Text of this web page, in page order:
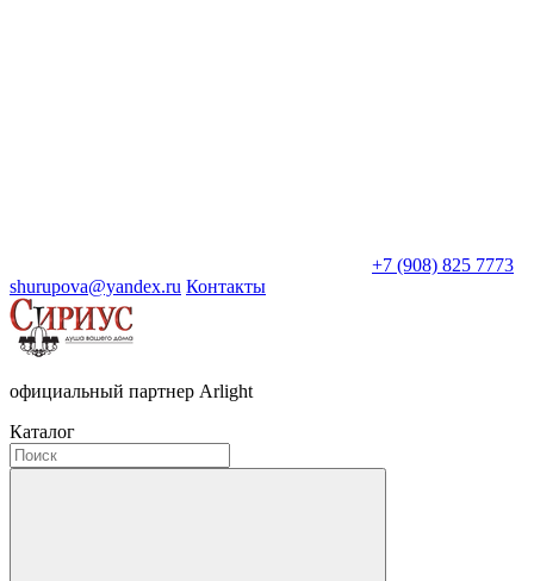
+7 (908) 825 7773
shurupova@yandex.ru Контакты
официальный партнер Arlight
Каталог